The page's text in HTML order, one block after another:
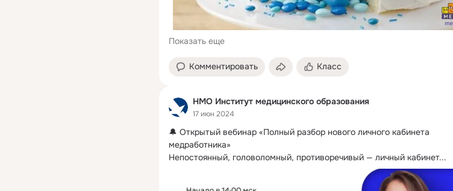
Показать еще
Комментировать Класс
НМО Институт медицинского образования
17 июн 2024
🔔 Открытый вебинар «Полный разбор нового личного кабинета
медработника»
Непостоянный, головоломный, противоречивый — личный кабинет...